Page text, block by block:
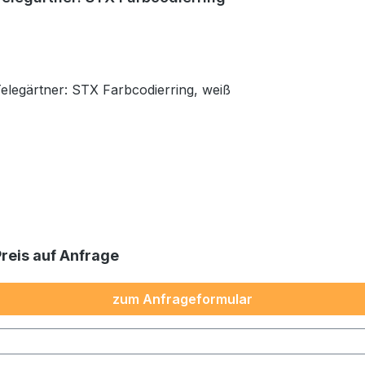
Telegärtner: STX Farbcodierring, weiß
auf Anfrage
zum Anfrageformular